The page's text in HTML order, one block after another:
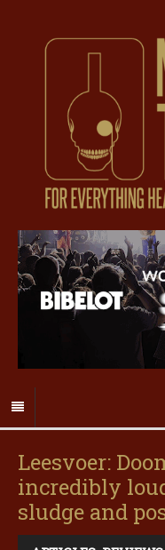
Leesvoer:
incredibly
sludge and